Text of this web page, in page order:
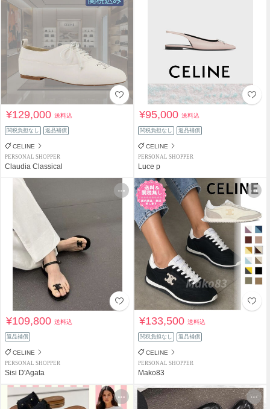
¥129,000送料込
関税負担なし 返品補償
CELINE
PERSONAL SHOPPER
Claudia Classical
¥95,000送料込
関税負担なし 返品補償
CELINE
PERSONAL SHOPPER
Luce p
¥109,800送料込
返品補償
CELINE
PERSONAL SHOPPER
Sisi D'Agata
¥133,500送料込
関税負担なし 返品補償
CELINE
PERSONAL SHOPPER
Mako83